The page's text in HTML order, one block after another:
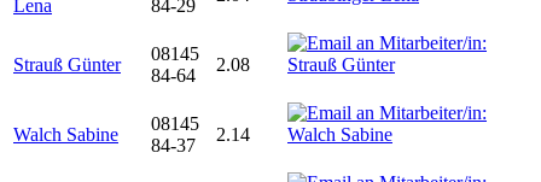
Lena
84-29
Strauß Günter
08145
84-64
2.08
Walch Sabine
08145
84-37
2.14